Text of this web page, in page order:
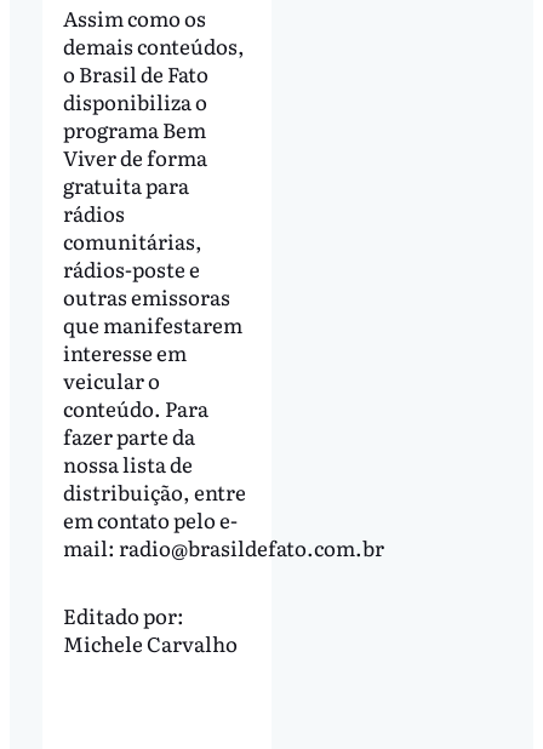
Assim como os
demais conteúdos,
o Brasil de Fato
disponibiliza o
programa Bem
Viver de forma
gratuita para
rádios
comunitárias,
rádios-poste e
outras emissoras
que manifestarem
interesse em
veicular o
conteúdo. Para
fazer parte da
nossa lista de
distribuição, entre
em contato pelo e-
mail: radio@brasildefato.com.br
Editado por:
Michele Carvalho